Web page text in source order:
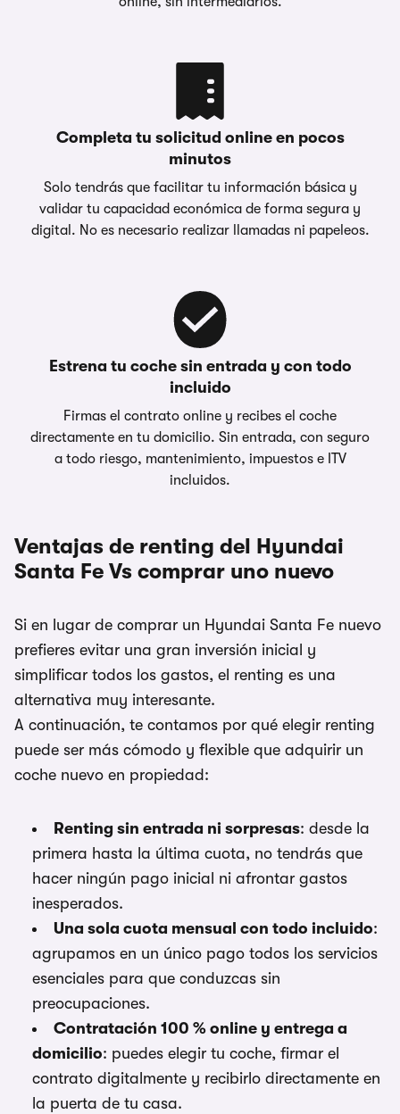
Completa tu solicitud online en pocos
minutos
Solo tendrás que facilitar tu información básica y
validar tu capacidad económica de forma segura y
digital. No es necesario realizar llamadas ni papeleos.
Estrena tu coche sin entrada y con todo
incluido
Firmas el contrato online y recibes el coche
directamente en tu domicilio. Sin entrada, con seguro
a todo riesgo, mantenimiento, impuestos e ITV
incluidos.
Ventajas de renting del Hyundai
Santa Fe Vs comprar uno nuevo
Si en lugar de comprar un Hyundai Santa Fe nuevo
prefieres evitar una gran inversión inicial y
simplificar todos los gastos, el renting es una
alternativa muy interesante.
A continuación, te contamos por qué elegir renting
puede ser más cómodo y flexible que adquirir un
coche nuevo en propiedad:
Renting sin entrada ni sorpresas: desde la
primera hasta la última cuota, no tendrás que
hacer ningún pago inicial ni afrontar gastos
inesperados.
Una sola cuota mensual con todo incluido:
agrupamos en un único pago todos los servicios
esenciales para que conduzcas sin
preocupaciones.
Contratación 100 % online y entrega a
domicilio: puedes elegir tu coche, firmar el
contrato digitalmente y recibirlo directamente en
la puerta de tu casa.